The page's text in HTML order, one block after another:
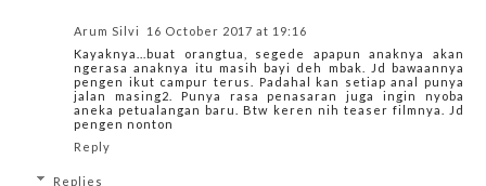
Arum Silvi
16 October 2017 at 19:16
Kayaknya...buat orangtua, segede apapun anaknya akan
ngerasa anaknya itu masih bayi deh mbak. Jd bawaannya
pengen ikut campur terus. Padahal kan setiap anal punya
jalan masing2. Punya rasa penasaran juga ingin nyoba
aneka petualangan baru. Btw keren nih teaser filmnya. Jd
pengen nonton
Reply
Replies